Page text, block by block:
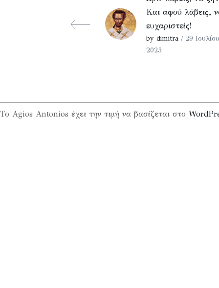
Και αφού λάβεις,
ευχαριστείς!
by dimitra / 29
2023
Το Agios Antonios έχει την τιμή να βασίζεται στο